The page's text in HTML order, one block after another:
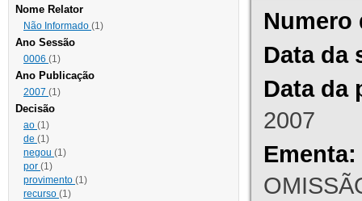
Nome Relator
Não Informado (1)
Ano Sessão
0006 (1)
Ano Publicação
2007 (1)
Decisão
ao (1)
de (1)
negou (1)
por (1)
provimento (1)
recurso (1)
Numero
Data da
Data da
2007
Ementa: